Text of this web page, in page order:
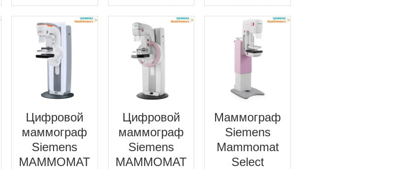
Цифровой
маммограф
Siemens
MAMMOMAT
Цифровой
маммограф
Siemens
MAMMOMAT
Маммограф
Siemens
Mammomat
Select